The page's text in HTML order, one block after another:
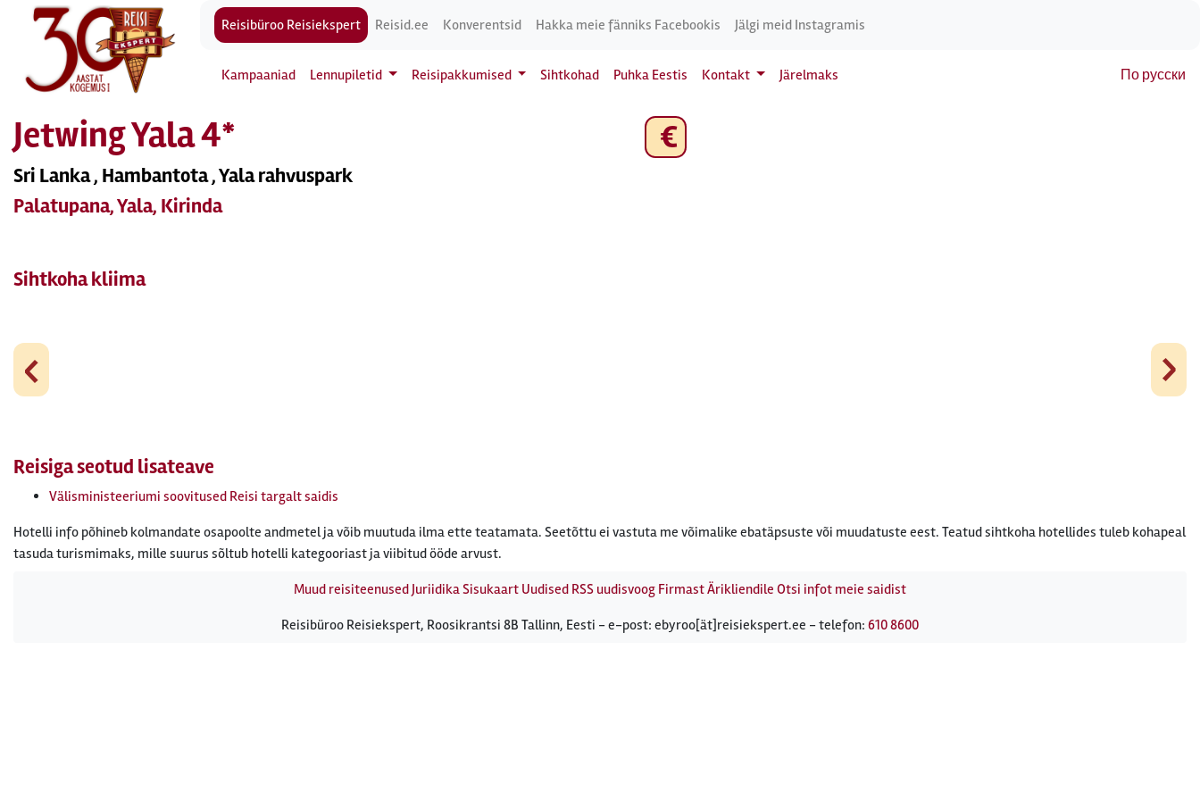
Reisibüroo Reisiekspert Reisid.ee Konverentsid Hakka meie fänniks Facebookis Jälgi meid Instagramis
Kampaaniad Lennupiletid Reisipakkumised Sihtkohad Puhka Eestis Kontakt Järelmaks По русски
Jetwing Yala 4*
Sri Lanka , Hambantota , Yala rahvuspark
Palatupana, Yala, Kirinda
€
Sihtkoha kliima
‹ ›
Reisiga seotud lisateave
Välisministeeriumi soovitused Reisi targalt saidis
Hotelli info põhineb kolmandate osapoolte andmetel ja võib muutuda ilma ette teatamata. Seetõttu ei vastuta me võimalike ebatäpsuste või muudatuste eest. Teatud sihtkoha hotellides tuleb kohapeal
tasuda turismimaks, mille suurus sõltub hotelli kategooriast ja viibitud ööde arvust.
Muud reisiteenusedJuriidikaSisukaart Uudised RSS uudisvoog FirmastÄrikliendile Otsi infot meie saidist
Reisibüroo Reisiekspert, Roosikrantsi 8B Tallinn, Eesti - e-post: ebyroo[ät]reisiekspert.ee - telefon: 610 8600